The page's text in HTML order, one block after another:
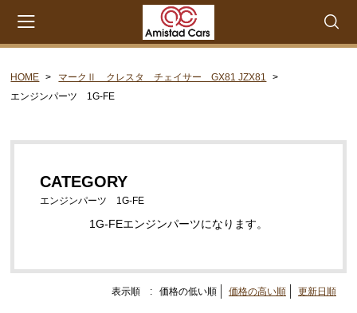
エンジンパーツ 4M-EU
ステアリングパーツ（ピットマンアーム アイドラー
アーム 各種リペアキット タイロッドエンド な
HOME
マークⅡ クレスタ チェイサー GX81 JZX81
エンジンパーツ 1G-FE
CATEGORY
エンジンパーツ 1G-FE
1G-FEエンジンパーツになります。
表示順 : 価格の低い順 価格の高い順 更新日順